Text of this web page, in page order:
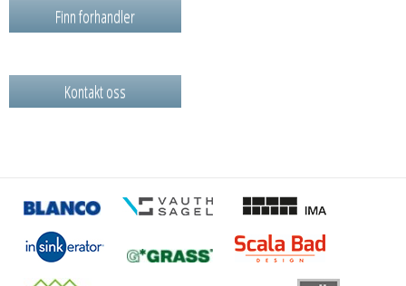
Finn forhandler
Kontakt oss